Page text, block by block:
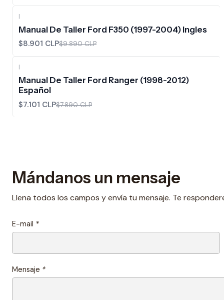
|
Manual De Taller Ford F350 (1997-2004) Ingles
$8.901 CLP$9.890 CLP
|
Manual De Taller Ford Ranger (1998-2012)
Español
$7.101 CLP$7.890 CLP
Mándanos un mensaje
Llena todos los campos y envía tu mensaje. Te
E-mail *
Mensaje *